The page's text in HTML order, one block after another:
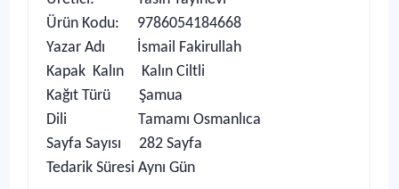
Ürün Kodu: 9786054184668
Yazar Adı İsmail Fakirullah
Kapak Kalın Kalın Ciltli
Kağıt Türü Şamua
Dili Tamamı Osmanlıca
Sayfa Sayısı 282 Sayfa
Tedarik Süresi Aynı Gün